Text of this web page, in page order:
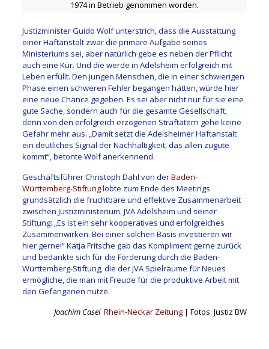
1974 in Betrieb genommen worden.
Justizminister Guido Wolf unterstrich, dass die Ausstattung
einer Haftanstalt zwar die primäre Aufgabe seines
Ministeriums sei, aber natürlich gebe es neben der Pflicht
auch eine Kür. Und die werde in Adelsheim erfolgreich mit
Leben erfüllt. Den jungen Menschen, die in einer schwierigen
Phase einen schweren Fehler begangen hätten, würde hier
eine neue Chance gegeben. Es sei aber nicht nur für sie eine
gute Sache, sondern auch für die gesamte Gesellschaft,
denn von den erfolgreich erzogenen Straftätern gehe keine
Gefahr mehr aus. „Damit setzt die Adelsheimer Haftanstalt
ein deutliches Signal der Nachhaltigkeit, das allen zugute
kommt“, betonte Wolf anerkennend.
Geschäftsführer Christoph Dahl von derBaden-
Württemberg-Stiftunglobte zum Ende des Meetings
grundsätzlich die fruchtbare und effektive Zusammenarbeit
zwischen Justizministerium, JVA Adelsheim und seiner
Stiftung: „Es ist ein sehr kooperatives und erfolgreiches
Zusammenwirken. Bei einer solchen Basis investieren wir
hier gerne!“ Katja Fritsche gab das Kompliment gerne zurück
und bedankte sich für die Förderung durch die Baden-
Württemberg-Stiftung, die der JVA Spielräume für Neues
ermögliche, die man mit Freude für die produktive Arbeit mit
den Gefangenen nutze.
Joachim Casel Rhein-Neckar Zeitung | Fotos: Justiz BW